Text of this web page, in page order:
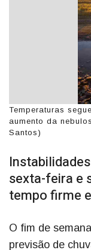
Temperaturas
aumento da
Santos)
sexta-feira e
tempo firme
O fim de
previsão de